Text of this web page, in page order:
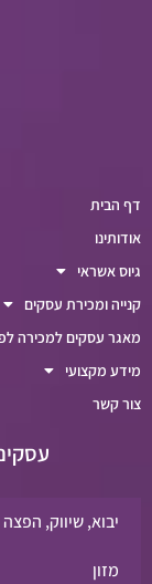
דף הבית
אודותינו
גיוס אשראי
קנייה ומכירת עסקים
מאגר עסקים למכירה
מידע מקצועי
צור קשר
יבוא, שיווק,
מזון